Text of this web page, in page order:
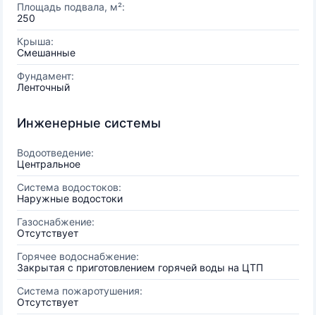
Площадь подвала, м²:
250
Крыша:
Смешанные
Фундамент:
Ленточный
Инженерные системы
Водоотведение:
Центральное
Система водостоков:
Наружные водостоки
Газоснабжение:
Отсутствует
Горячее водоснабжение:
Закрытая с приготовлением горячей воды на ЦТП
Система пожаротушения:
Отсутствует